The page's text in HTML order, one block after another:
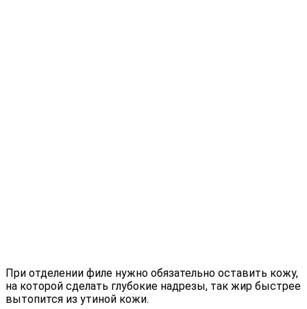
При отделении филе нужно обязательно оставить кожу,
на которой сделать глубокие надрезы, так жир быстрее
вытопится из утиной кожи.